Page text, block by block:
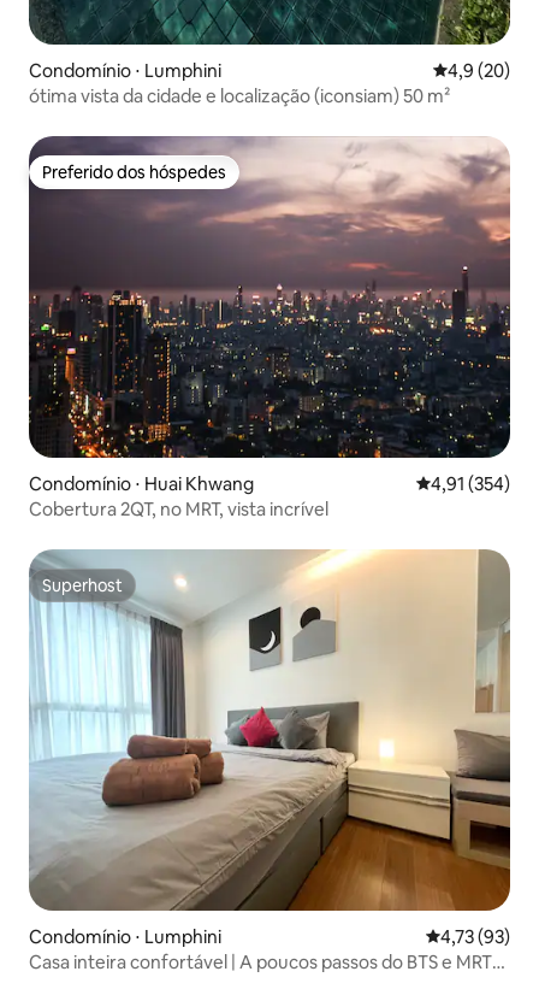
Condomínio ⋅ Lumphini 4,9 de uma
4,9 (20)
ótima vista da cidade e localização (iconsiam) 50 m²
Preferido dos hóspedes
Preferido dos hóspedes
Condomínio ⋅ Huai Khwang 4,91 de uma
4,91 (354)
Cobertura 2QT, no MRT, vista incrível
Superhost
Superhost
Condomínio ⋅ Lumphini 4,73 de uma
4,73 (93)
Casa inteira confortável | A poucos passos do BTS e MRT